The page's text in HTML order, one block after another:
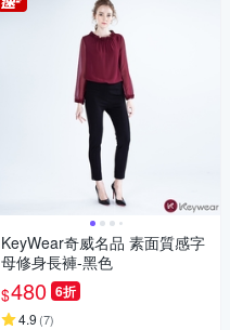
KeyWear奇威名品 素面質感字
母修身長褲-黑色
$480 6折
4.9 (7)